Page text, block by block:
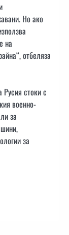
Но ако
на
отбеляза
стоки с
военно-
за
за